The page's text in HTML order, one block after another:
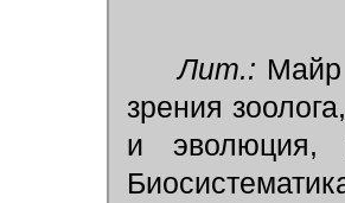
Лит.: Майр
зрения
и